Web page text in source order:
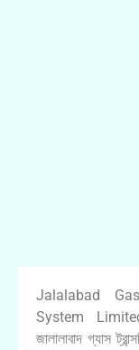
Jalalabad
System
জালালাবাদ গ্যাস